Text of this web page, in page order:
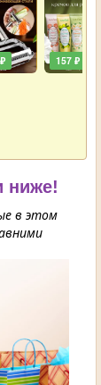
157 ₽
ниже!
в этом